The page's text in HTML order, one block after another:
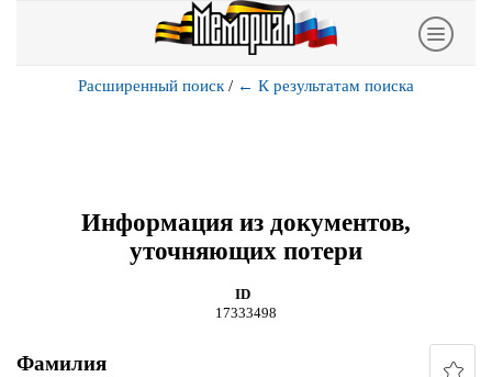
Расширенный поиск / ← К результатам поиска
Информация из документов,
уточняющих потери
ID
17333498
Фамилия